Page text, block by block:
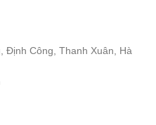
Định Công, Thanh Xuân, Hà